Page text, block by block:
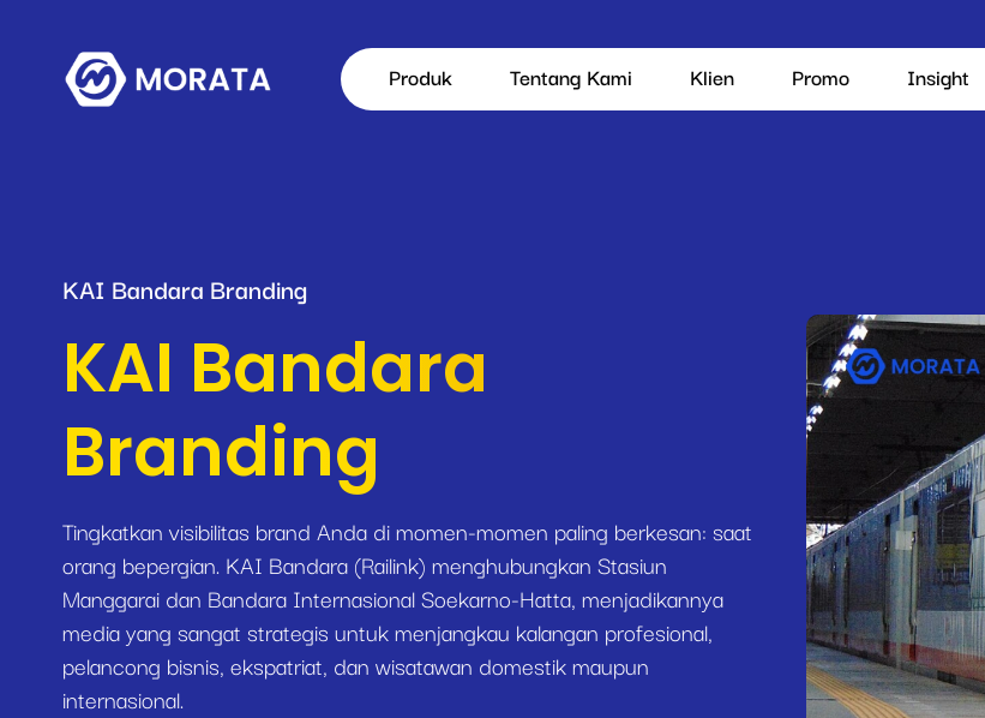
Produk Tentang Kami Klien Promo Insight
KAI Bandara Branding
KAI Bandara
Branding
Tingkatkan visibilitas brand Anda di momen-momen paling berkesan: saat
orang bepergian. KAI Bandara (Railink) menghubungkan Stasiun
Manggarai dan Bandara Internasional Soekarno-Hatta, menjadikannya
media yang sangat strategis untuk menjangkau kalangan profesional,
pelancong bisnis, ekspatriat, dan wisatawan domestik maupun
internasional.